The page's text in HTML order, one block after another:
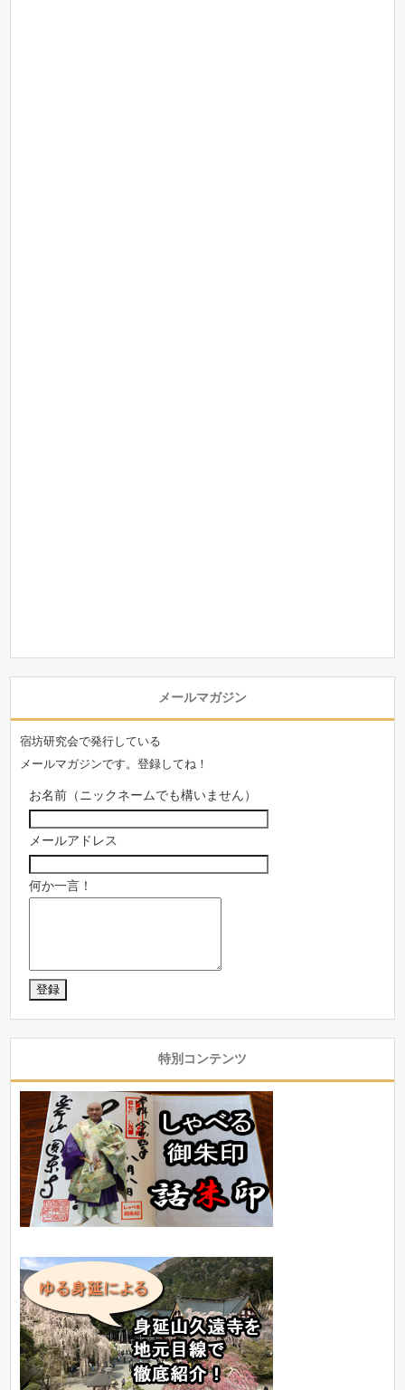
メールマガジン
宿坊研究会で発行している
メールマガジンです。登録してね！
お名前（ニックネームでも構いません）
メールアドレス
何か一言！
特別コンテンツ